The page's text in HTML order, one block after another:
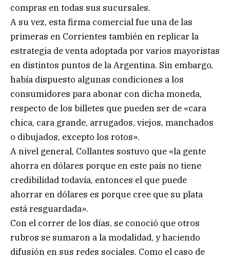
compras en todas sus sucursales.
A su vez, esta firma comercial fue una de las
primeras en Corrientes también en replicar la
estrategia de venta adoptada por varios mayoristas
en distintos puntos de la Argentina. Sin embargo,
había dispuesto algunas condiciones a los
consumidores para abonar con dicha moneda,
respecto de los billetes que pueden ser de «cara
chica, cara grande, arrugados, viejos, manchados
o dibujados, excepto los rotos».
A nivel general, Collantes sostuvo que «la gente
ahorra en dólares porque en este país no tiene
credibilidad todavía, entonces el que puede
ahorrar en dólares es porque cree que su plata
está resguardada».
Con el correr de los días, se conoció que otros
rubros se sumaron a la modalidad, y haciendo
difusión en sus redes sociales. Como el caso de